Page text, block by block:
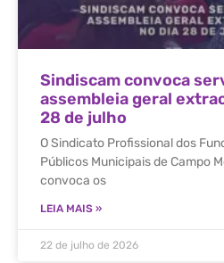
Sindiscam convoca
assembleia geral
28 de julho
O Sindicato Profissional dos
Públicos Municipais de Campo
convoca os
LEIA MAIS »
22 de julho de 2026